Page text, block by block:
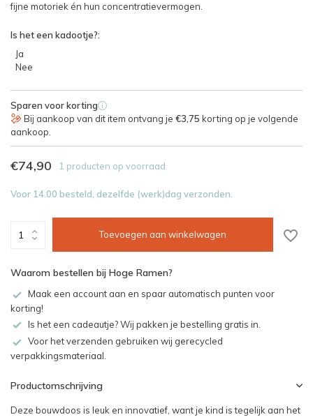
fijne motoriek én hun concentratievermogen.
Is het een kadootje?:
Ja
Nee
Sparen voor korting i
Bij aankoop van dit item ontvang je €3,75 korting op je volgende
aankoop.
€74,90 1 producten op voorraad
Voor 14.00 besteld, dezelfde (werk)dag verzonden.
Toevoegen aan winkelwagen
Waarom bestellen bij Hoge Ramen?
Maak een account aan en spaar automatisch punten voor
korting!
Is het een cadeautje? Wij pakken je bestelling gratis in.
Voor het verzenden gebruiken wij gerecycled
verpakkingsmateriaal.
Productomschrijving
Deze bouwdoos is leuk en innovatief, want je kind is tegelijk aan het